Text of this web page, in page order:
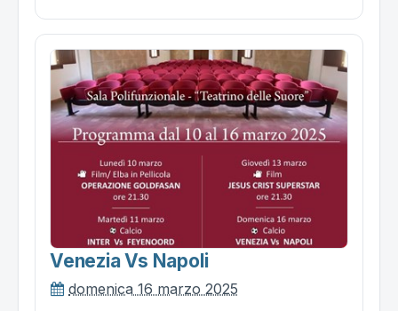
Venezia Vs Napoli
domenica 16 marzo 2025